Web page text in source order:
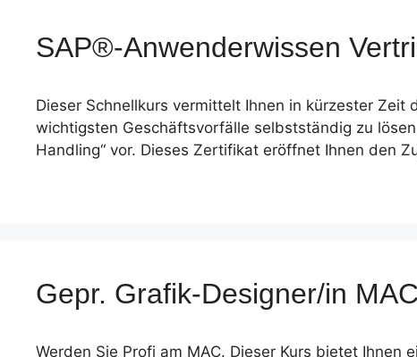
SAP®-Anwenderwissen
Dieser Schnellkurs vermittelt Ihnen in kürzester
wichtigsten Geschäftsvorfälle selbstständig zu
Handling“ vor. Dieses Zertifikat eröffnet Ihnen den
Gepr. Grafik-Designer/in
Werden Sie Profi am MAC. Dieser Kurs bietet